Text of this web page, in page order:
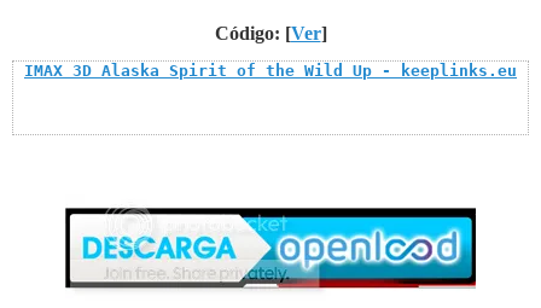
Código: [Ver]
IMAX 3D Alaska Spirit of the Wild Up - keeplinks.eu